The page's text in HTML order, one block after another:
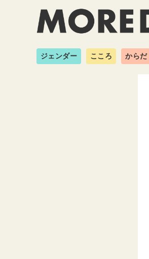
ジェンダー こころ からだ